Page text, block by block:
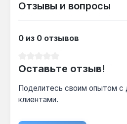
% рекомендуется проверка
корпус допускают
Отзывы и вопросы
0 из 0 отзывов
Оставьте отзыв!
Поделитесь своим опытом с
клиентами.